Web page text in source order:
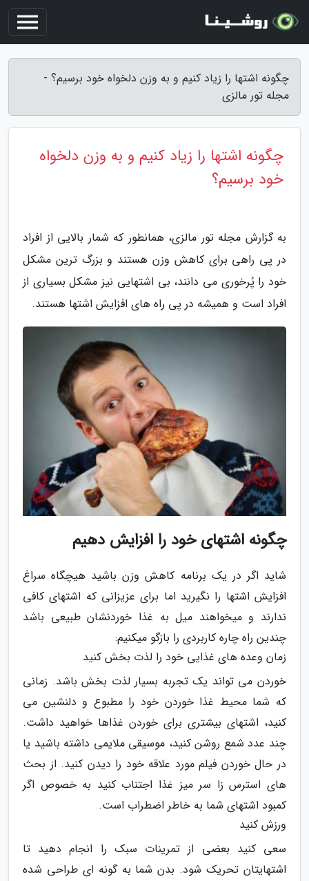
چگونه اشتها را زیاد کنیم و به وزن دلخواه خود برسیم؟ -
مجله تور مالزی
چگونه اشتها را زیاد کنیم و به وزن دلخواه
خود برسیم؟
به گزارش مجله تور مالزی، همانطور که شمار بالایی از افراد
در پی راهی برای کاهش وزن هستند و بزرگ ترین مشکل
خود را پُرخوری می دانند، بی اشتهایی نیز مشکل بسیاری از
افراد است و همیشه در پی راه های افزایش اشتها هستند.
چگونه اشتهای خود را افزایش دهیم
شاید اگر در یک برنامه کاهش وزن باشید هیچگاه سراغ
افزایش اشتها را نگیرید اما برای عزیزانی که اشتهای کافی
ندارند و میخواهند میل به غذا خوردنشان طبیعی باشد
چندین راه چاره کاربردی را بازگو میکنیم:
زمان وعده های غذایی خود را لذت بخش کنید
خوردن می تواند یک تجربه بسیار لذت بخش باشد. زمانی
که شما محیط غذا خوردن خود را مطبوع و دلنشین می
کنید، اشتهای بیشتری برای خوردن غذاها خواهید داشت.
چند عدد شمع روشن کنید، موسیقی ملایمی داشته باشید یا
در حال خوردن فیلم مورد علاقه خود را دیدن کنید. از بحث
های استرس زا سر میز غذا اجتناب کنید به خصوص اگر
کمبود اشتهای شما به خاطر اضطراب است.
ورزش کنید
سعی کنید بعضی از تمرینات سبک را انجام دهید تا
اشتهایتان تحریک شود. بدن شما به گونه ای طراحی شده